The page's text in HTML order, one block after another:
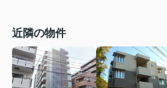
近隣の物件